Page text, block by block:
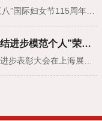
徐虹教授荣获“上海市民族团结进步模范个人”荣誉称号